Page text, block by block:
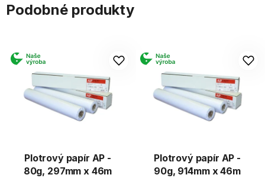
Podobné produkty
Plotrový papír AP -
80g, 297mm x 46m
Plotrový papír AP -
90g, 914mm x 46m